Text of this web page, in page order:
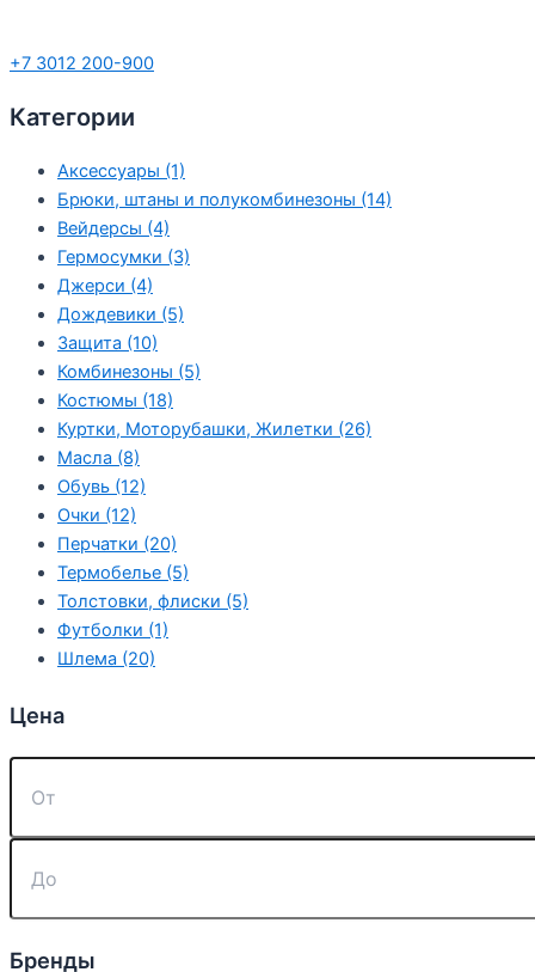
+7 3012 200-900
Категории
Аксессуары (1)
Брюки, штаны и полукомбинезоны (14)
Вейдерсы (4)
Гермосумки (3)
Джерси (4)
Дождевики (5)
Защита (10)
Комбинезоны (5)
Костюмы (18)
Куртки, Моторубашки, Жилетки (26)
Масла (8)
Обувь (12)
Очки (12)
Перчатки (20)
Термобелье (5)
Толстовки, флиски (5)
Футболки (1)
Шлема (20)
Цена
Бренды